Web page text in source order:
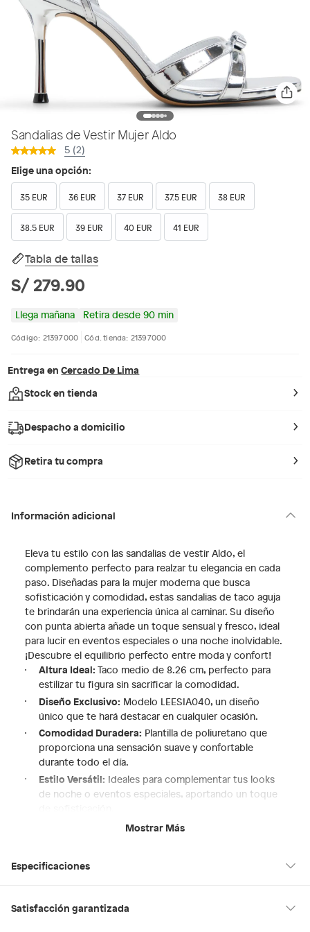
Sandalias de Vestir Mujer Aldo
5 (2)
Elige una opción:
35 EUR 36 EUR 37 EUR 37.5 EUR 38 EUR
38.5 EUR 39 EUR 40 EUR 41 EUR
Tabla de tallas
S/ 279.90
Llega mañana Retira desde 90 min
Código: 21397000 Cód. tienda: 21397000
Entrega en Cercado De Lima
Stock en tienda
Despacho a domicilio
Retira tu compra
Información adicional
Eleva tu estilo con las sandalias de vestir Aldo, el
complemento perfecto para realzar tu elegancia en cada
paso. Diseñadas para la mujer moderna que busca
sofisticación y comodidad, estas sandalias de taco aguja
te brindarán una experiencia única al caminar. Su diseño
con punta abierta añade un toque sensual y fresco, ideal
para lucir en eventos especiales o una noche inolvidable.
¡Descubre el equilibrio perfecto entre moda y confort!
Altura Ideal: Taco medio de 8.26 cm, perfecto para
estilizar tu figura sin sacrificar la comodidad.
Diseño Exclusivo: Modelo LEESIA040, un diseño
único que te hará destacar en cualquier ocasión.
Comodidad Duradera: Plantilla de poliuretano que
proporciona una sensación suave y confortable
durante todo el día.
Estilo Versátil: Ideales para complementar tus looks
de noche o eventos especiales, aportando un toque
Considera elegir una talla más para
Mostrar Más
Especificaciones
Hecho en
Satisfacción garantizada